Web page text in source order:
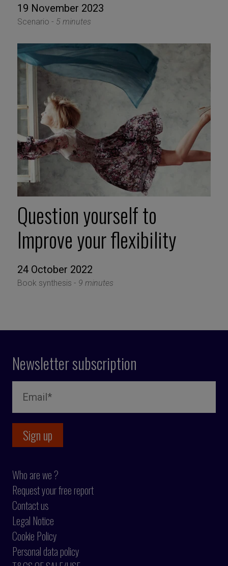
19 November 2023
Scenario - 5 minutes
Question yourself to
Improve your flexibility
24 October 2022
Book synthesis - 9 minutes
Newsletter subscription
Who are we ?
Request your free report
Contact us
Legal Notice
Cookie Policy
Personal data policy